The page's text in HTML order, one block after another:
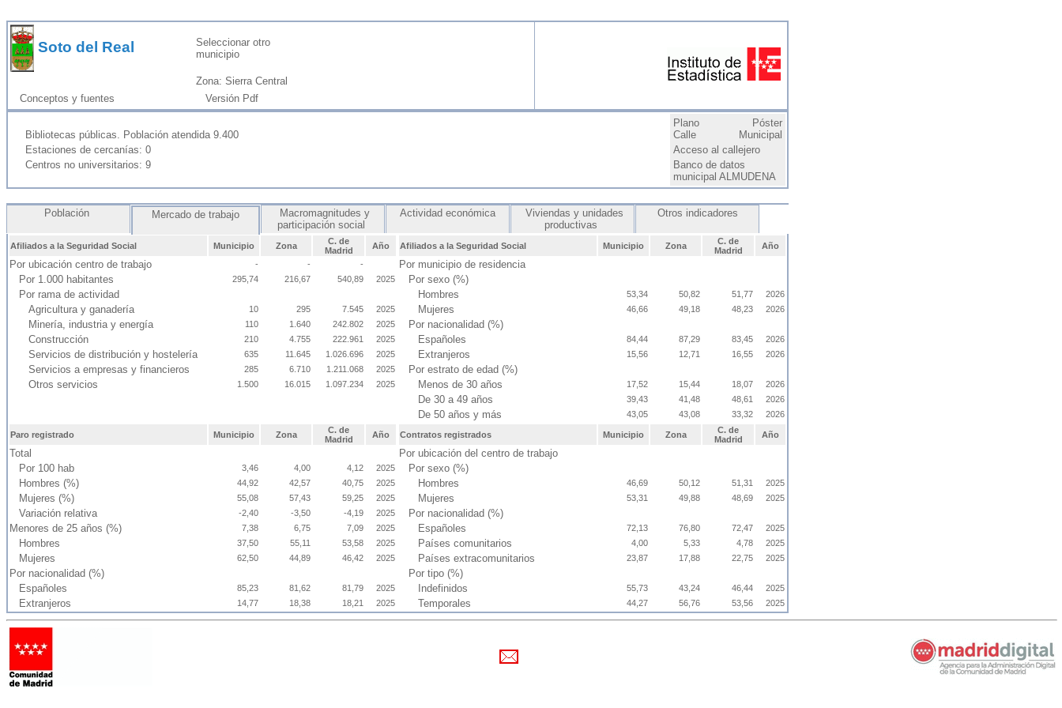
Soto del Real
Seleccionar otro
municipio
Zona: Sierra Central
Conceptos y fuentes
Versión Pdf
Bibliotecas públicas. Población atendida 9.400
Estaciones de cercanías: 0
Centros no universitarios: 9
Plano
Calle
Póster
Municipal
Acceso al callejero
Banco de datos
municipal ALMUDENA
Población Mercado de trabajo
Macromagnitudes y
participación social
Actividad económica
Viviendas y unidades
productivas
Otros indicadores
Afiliados a la Seguridad Social Municipio Zona
C. de
Madrid
Año
Por ubicación centro de trabajo - - -
Por 1.000 habitantes 295,74 216,67 540,89 2025
Por rama de actividad
Agricultura y ganadería
10 295 7.545 2025
Minería, industria y energía 110 1.640 242.802 2025
Construcción 210 4.755 222.961 2025
Servicios de distribución y hostelería 635 11.645 1.026.696 2025
Servicios a empresas y financieros 285 6.710 1.211.068 2025
Otros servicios 1.500 16.015 1.097.234 2025
Afiliados a la Seguridad Social Municipio Zona
C. de
Madrid
Año
Por municipio de residencia
Por sexo (%)
Hombres
53,34 50,82 51,77 2026
Mujeres 46,66 49,18 48,23 2026
Por nacionalidad (%)
Españoles
84,44 87,29 83,45 2026
Extranjeros 15,56 12,71 16,55 2026
Por estrato de edad (%)
Menos de 30 años
17,52 15,44 18,07 2026
De 30 a 49 años 39,43 41,48 48,61 2026
De 50 años y más 43,05 43,08 33,32 2026
Paro registrado Municipio Zona
C. de
Madrid
Año
Total
Por 100 hab
3,46 4,00 4,12 2025
Hombres (%) 44,92 42,57 40,75 2025
Mujeres (%) 55,08 57,43 59,25 2025
Variación relativa -2,40 -3,50 -4,19 2025
Menores de 25 años (%) 7,38 6,75 7,09 2025
Hombres 37,50 55,11 53,58 2025
Mujeres 62,50 44,89 46,42 2025
Por nacionalidad (%)
Españoles
85,23 81,62 81,79 2025
Extranjeros 14,77 18,38 18,21 2025
Contratos registrados Municipio Zona
C. de
Madrid
Año
Por ubicación del centro de trabajo
Por sexo (%)
Hombres
46,69 50,12 51,31 2025
Mujeres 53,31 49,88 48,69 2025
Por nacionalidad (%)
Españoles
72,13 76,80 72,47 2025
Países comunitarios 4,00 5,33 4,78 2025
Países extracomunitarios 23,87 17,88 22,75 2025
Por tipo (%)
Indefinidos
55,73 43,24 46,44 2025
Temporales 44,27 56,76 53,56 2025